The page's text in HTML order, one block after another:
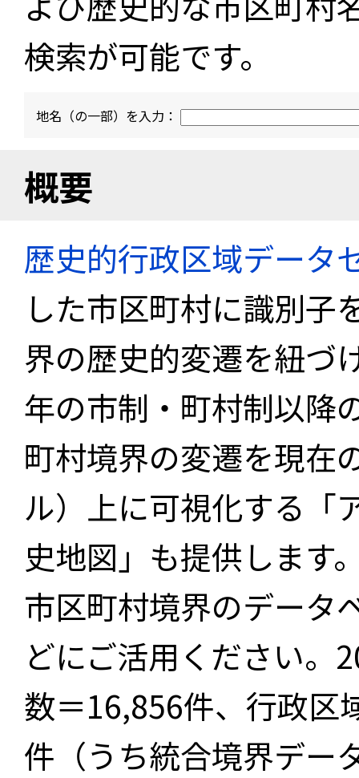
検索が可能です。
地名（の一部）を入力：
概要
歴史的行政区域データ
した市区町村に識別子
界の歴史的変遷を紐づ
年の市制・町村制以降
町村境界の変遷を現在
ル）上に可視化する「
史地図」も提供します
市区町村境界のデータ
どにご活用ください。
数＝16,856件、行政区
件（うち統合境界デー